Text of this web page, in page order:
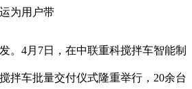
为用户带
4月7日，在中联重科搅拌车智能制
拌车批量交付仪式隆重举行，20余台